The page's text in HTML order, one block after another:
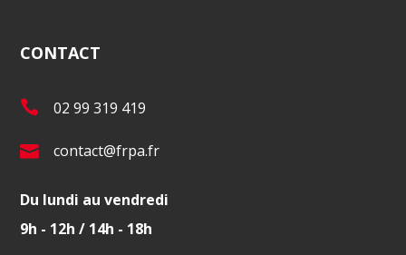
CONTACT
T
l
.
:
02 99 319 419
E
m
a
contact@frpa.fr
Du lundi au vendredi
9h - 12h / 14h - 18h